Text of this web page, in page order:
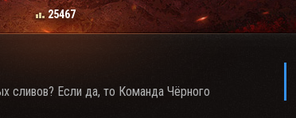
25467
сливов? Если да, то Команда Чёрного